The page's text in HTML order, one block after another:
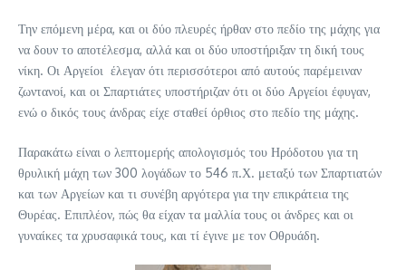
Την επόμενη μέρα, και οι δύο πλευρές ήρθαν στο πεδίο της μάχης για
να δουν το αποτέλεσμα, αλλά και οι δύο υποστήριξαν τη δική τους
νίκη. Οι Αργείοι έλεγαν ότι περισσότεροι από αυτούς παρέμειναν
ζωντανοί, και οι Σπαρτιάτες υποστήριζαν ότι οι δύο Αργείοι έφυγαν,
ενώ ο δικός τους άνδρας είχε σταθεί όρθιος στο πεδίο της μάχης.
Παρακάτω είναι ο λεπτομερής απολογισμός του Ηρόδοτου για τη
θρυλική μάχη των 300 λογάδων το 546 π.Χ. μεταξύ των Σπαρτιατών
και των Αργείων και τι συνέβη αργότερα για την επικράτεια της
Θυρέας. Επιπλέον, πώς θα είχαν τα μαλλία τους οι άνδρες και οι
γυναίκες τα χρυσαφικά τους, και τί έγινε με τον Οθρυάδη.